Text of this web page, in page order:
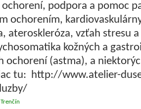
podpora a pomoc
ochorením,
ateroskleróza, vzťah stresu
kožných a
ochorení (astma), a
tu: http://www.atelier-